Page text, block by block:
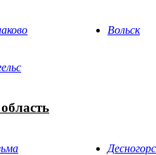
Вольск